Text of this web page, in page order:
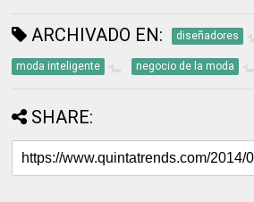
ARCHIVADO EN: diseñadores
moda inteligente negocio de la moda
SHARE: